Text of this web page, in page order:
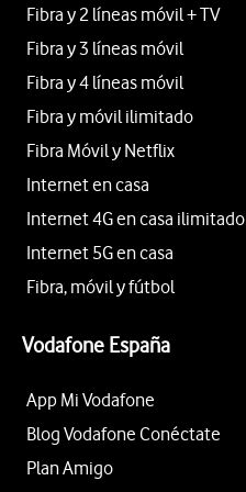
Fibra y 2 líneas móvil + TV
Fibra y 3 líneas móvil
Fibra y 4 líneas móvil
Fibra y móvil ilimitado
Fibra Móvil y Netflix
Internet en casa
Internet 4G en casa ilimitado
Internet 5G en casa
Fibra, móvil y fútbol
Vodafone España
App Mi Vodafone
Blog Vodafone Conéctate
Plan Amigo